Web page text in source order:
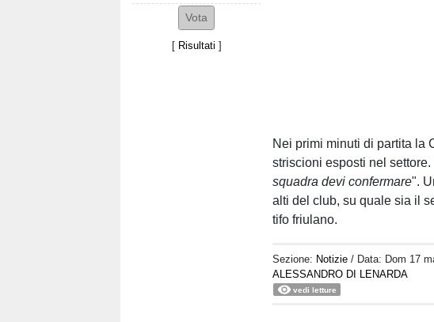
[ Risultati ]
Nei primi minuti di partita la
striscioni esposti nel settore.
squadra devi confermare".
alti del club, su quale sia il
tifo friulano.
Sezione: Notizie / Data: Dom 17
ALESSANDRO DI LENARDA
vedi letture